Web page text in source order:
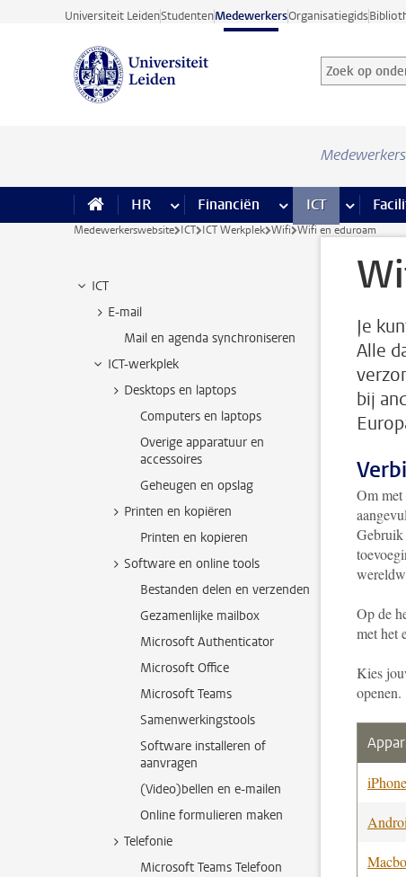
Ga direct naar de inhoud
Universiteit LeidenStudentenMedewerkersOrganisatiegids
Zoek op
Zoekterm
HR meer HR pagina’s
Financiën meer Financiën
ICT meer ICT
Medewerkerswebsite ICT ICT Werkplek Wifi Wifi en eduroam
ICT
E-mail
Mail en agenda synchroniseren
ICT-werkplek
Desktops en laptops
Computers en laptops
Overige apparatuur en
accessoires
Geheugen en opslag
Printen en kopiëren
Printen en kopieren
Software en online tools
Bestanden delen en verzenden
Gezamenlijke mailbox
Microsoft Authenticator
Microsoft Office
Microsoft Teams
Samenwerkingstools
Software installeren of
aanvragen
(Video)bellen en e-mailen
Online formulieren maken
Telefonie
Microsoft Teams Telefoon
Je
Alle
bij
Om
Op de
met het
Kies
openen.